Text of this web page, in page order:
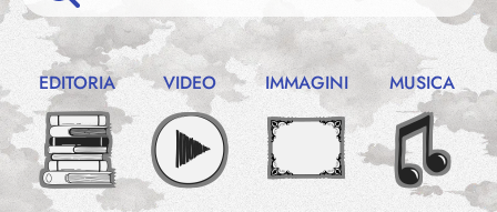
Gallerie
Notizie
EDITORIA VIDEO IMMAGINI MUSICA